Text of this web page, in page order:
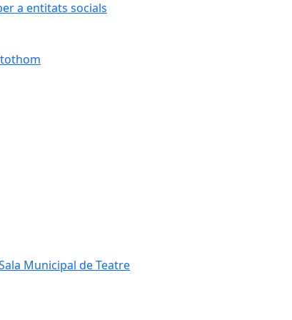
a entitats socials
Municipal de Teatre